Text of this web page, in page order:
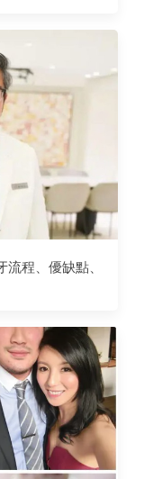
程、優缺點、